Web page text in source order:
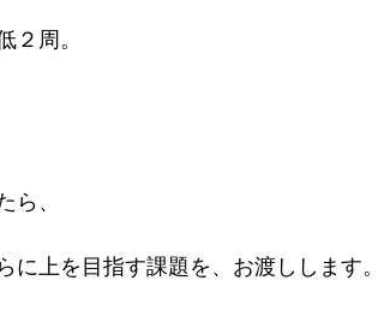
２周。
ら、
に上を目指す課題を、お渡しします。